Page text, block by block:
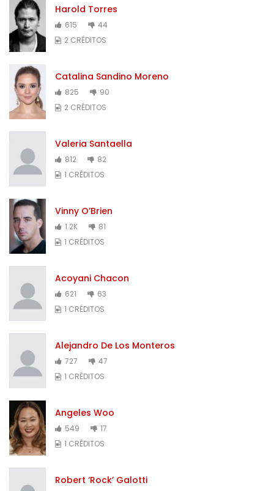
Harold Torres
615
44
2 CRÉDITOS
Catalina Sandino Moreno
825
90
2 CRÉDITOS
Valeria Santaella
812
82
1 CRÉDITOS
Vinny O’Brien
1.2K
81
1 CRÉDITOS
Acoyani Chacon
621
63
1 CRÉDITOS
Alejandro De Los Monteros
727
47
1 CRÉDITOS
Angeles Woo
549
17
1 CRÉDITOS
Robert ‘Rock’ Galotti